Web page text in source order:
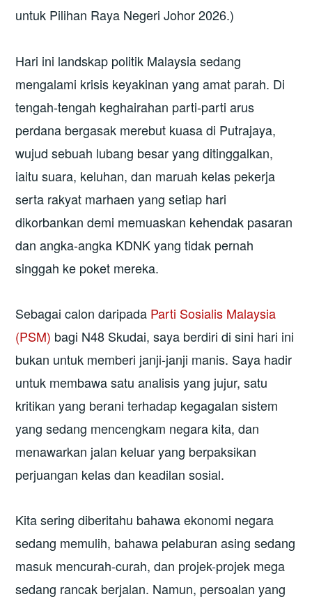
untuk Pilihan Raya Negeri Johor 2026.)
Hari ini landskap politik Malaysia sedang
mengalami krisis keyakinan yang amat parah. Di
tengah-tengah keghairahan parti-parti arus
perdana bergasak merebut kuasa di Putrajaya,
wujud sebuah lubang besar yang ditinggalkan,
iaitu suara, keluhan, dan maruah kelas pekerja
serta rakyat marhaen yang setiap hari
dikorbankan demi memuaskan kehendak pasaran
dan angka-angka KDNK yang tidak pernah
singgah ke poket mereka.
Sebagai calon daripada Parti Sosialis Malaysia
(PSM) bagi N48 Skudai, saya berdiri di sini hari ini
bukan untuk memberi janji-janji manis. Saya hadir
untuk membawa satu analisis yang jujur, satu
kritikan yang berani terhadap kegagalan sistem
yang sedang mencengkam negara kita, dan
menawarkan jalan keluar yang berpaksikan
perjuangan kelas dan keadilan sosial.
Kita sering diberitahu bahawa ekonomi negara
sedang memulih, bahawa pelaburan asing sedang
masuk mencurah-curah, dan projek-projek mega
sedang rancak berjalan. Namun, persoalan yang